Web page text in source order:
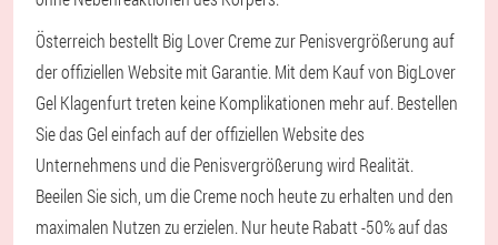
Österreich bestellt Big Lover Creme zur Penisvergrößerung auf
der offiziellen Website mit Garantie. Mit dem Kauf von BigLover
Gel Klagenfurt treten keine Komplikationen mehr auf. Bestellen
Sie das Gel einfach auf der offiziellen Website des
Unternehmens und die Penisvergrößerung wird Realität.
Beeilen Sie sich, um die Creme noch heute zu erhalten und den
maximalen Nutzen zu erzielen. Nur heute Rabatt -50% auf das